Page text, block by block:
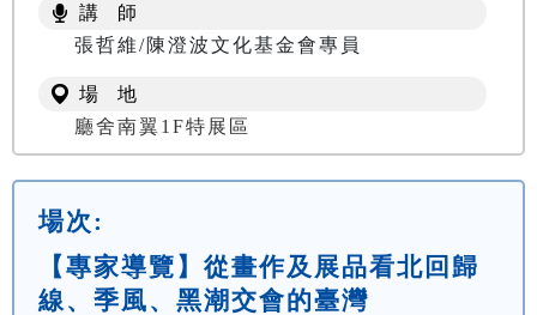
講 師
張哲維/陳澄波文化基金會專員
場 地
廳舍南翼1F特展區
場次:
【專家導覽】從畫作及展品看北回歸
線、季風、黑潮交會的臺灣